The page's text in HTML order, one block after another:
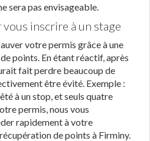
sera pas envisageable.
vous inscrire à un stage
votre permis grâce à une
points. En étant réactif, après
fait perdre beaucoup de
être évité. Exemple :
à un stop, et seuls quatre
permis, nous vous
rapidement à votre
de points à Firminy.